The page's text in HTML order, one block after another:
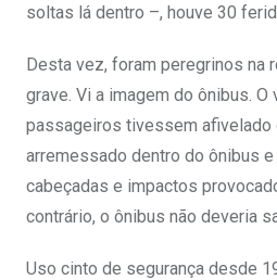
soltas lá dentro –, houve 30
Desta vez, foram peregrinos na
grave. Vi a imagem do ônibus.
passageiros tivessem afivelado
arremessado dentro do ônibus
cabeçadas e impactos
contrário, o ônibus não deveria
Uso cinto de segurança desde